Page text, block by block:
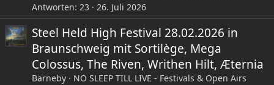
Antworten 23 26. Juli 2026
Steel Held High Festival 28.02.2026 in
Braunschweig mit Sortilège, Mega
Colossus, The Riven, Writhen Hilt, Æternia
Barneby
NO SLEEP TILL LIVE - Festivals & Open Airs